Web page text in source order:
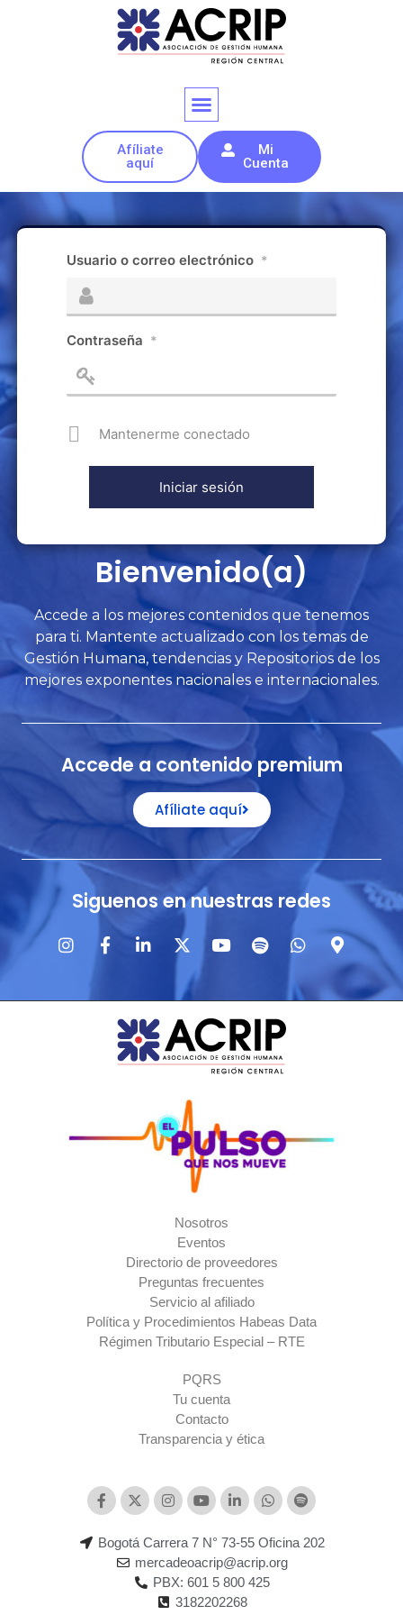
Afíliate
aquí
Mi
Cuenta
Usuario o correo electrónico *
Contraseña *
Mantenerme conectado
Bienvenido(a)
Accede a los mejores contenidos que tenemos
para ti. Mantente actualizado con los temas de
Gestión Humana, tendencias y Repositorios de los
mejores exponentes nacionales e internacionales.
Accede a contenido premium
Afíliate aquí
Siguenos en nuestras redes
Nosotros
Eventos
Directorio de proveedores
Preguntas frecuentes
Servicio al afiliado
Política y Procedimientos Habeas Data
Régimen Tributario Especial – RTE​
PQRS
Tu cuenta
Contacto
Transparencia y ética
Bogotá Carrera 7 N° 73-55 Oficina 202
mercadeoacrip@acrip.org
PBX: 601 5 800 425
3182202268